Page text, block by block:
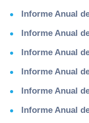
Informe Anual
Informe Anual
Informe Anual
Informe Anual
Informe Anual
Informe Anual